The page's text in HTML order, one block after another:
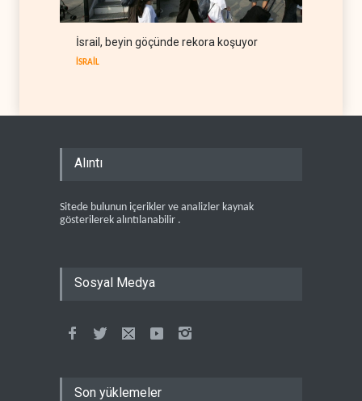
İsrail, beyin göçünde rekora koşuyor
İSRAİL
Alıntı
Sitede bulunun içerikler ve analizler kaynak
gösterilerek alıntılanabilir .
Sosyal Medya
Son yüklemeler